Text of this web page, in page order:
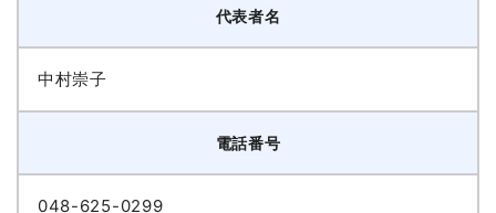
代表者名
中村崇子
電話番号
048-625-0299